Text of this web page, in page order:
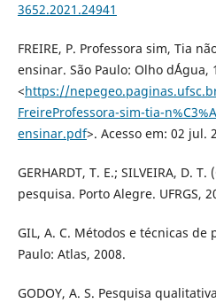
3652.2021.24941
FREIRE, P. Professora sim, Tia
ensinar. São Paulo: Olho
<https://
FreireProfessora-sim-tia-
ensinar.pdf>. Acesso em: 02 jul.
GERHARDT, T. E.; SILVEIRA, D.
pesquisa. Porto Alegre. UFRGS,
GIL, A. C. Métodos e técnicas de
Paulo: Atlas, 2008.
GODOY, A. S. Pesquisa